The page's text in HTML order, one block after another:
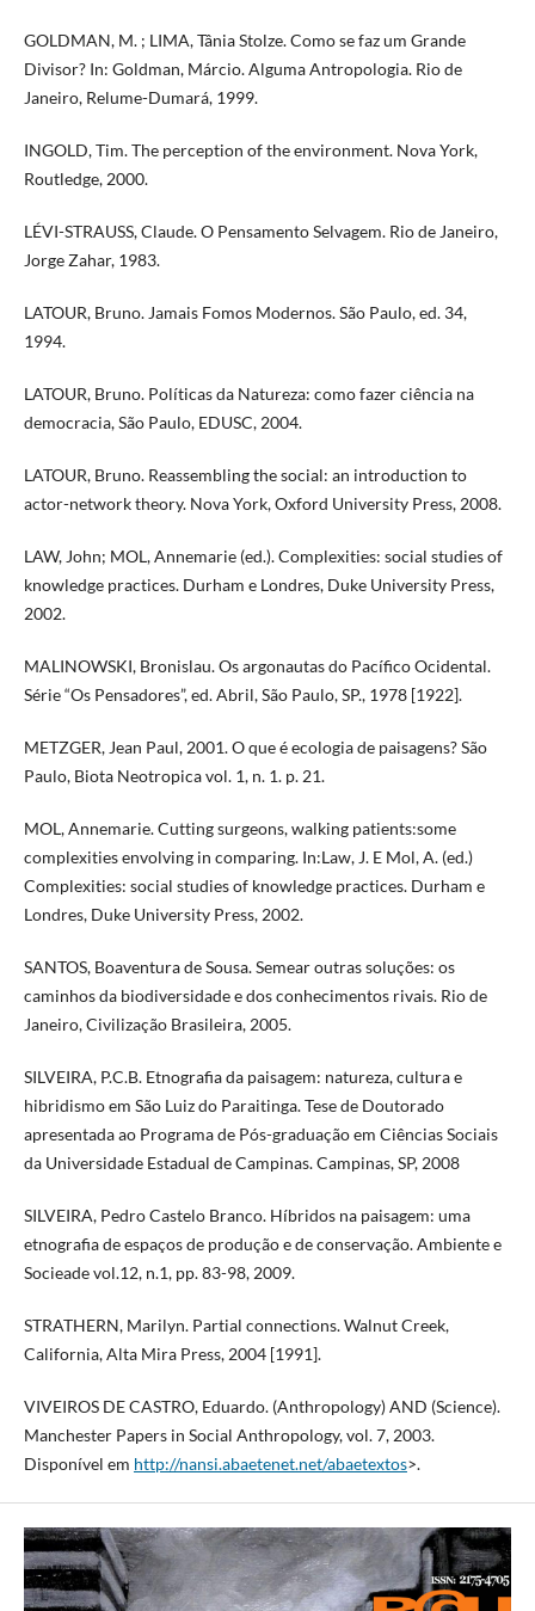
GOLDMAN, M. ; LIMA, Tânia Stolze. Como se faz um Grande
Divisor? In: Goldman, Márcio. Alguma Antropologia. Rio de
Janeiro, Relume-Dumará, 1999.
INGOLD, Tim. The perception of the environment. Nova York,
Routledge, 2000.
LÉVI-STRAUSS, Claude. O Pensamento Selvagem. Rio de Janeiro,
Jorge Zahar, 1983.
LATOUR, Bruno. Jamais Fomos Modernos. São Paulo, ed. 34,
1994.
LATOUR, Bruno. Políticas da Natureza: como fazer ciência na
democracia, São Paulo, EDUSC, 2004.
LATOUR, Bruno. Reassembling the social: an introduction to
actor-network theory. Nova York, Oxford University Press, 2008.
LAW, John; MOL, Annemarie (ed.). Complexities: social studies of
knowledge practices. Durham e Londres, Duke University Press,
2002.
MALINOWSKI, Bronislau. Os argonautas do Pacífico Ocidental.
Série “Os Pensadores”, ed. Abril, São Paulo, SP., 1978 [1922].
METZGER, Jean Paul, 2001. O que é ecologia de paisagens? São
Paulo, Biota Neotropica vol. 1, n. 1. p. 21.
MOL, Annemarie. Cutting surgeons, walking patients:some
complexities envolving in comparing. In:Law, J. E Mol, A. (ed.)
Complexities: social studies of knowledge practices. Durham e
Londres, Duke University Press, 2002.
SANTOS, Boaventura de Sousa. Semear outras soluções: os
caminhos da biodiversidade e dos conhecimentos rivais. Rio de
Janeiro, Civilização Brasileira, 2005.
SILVEIRA, P.C.B. Etnografia da paisagem: natureza, cultura e
hibridismo em São Luiz do Paraitinga. Tese de Doutorado
apresentada ao Programa de Pós-graduação em Ciências Sociais
da Universidade Estadual de Campinas. Campinas, SP, 2008
SILVEIRA, Pedro Castelo Branco. Híbridos na paisagem: uma
etnografia de espaços de produção e de conservação. Ambiente e
Socieade vol.12, n.1, pp. 83-98, 2009.
STRATHERN, Marilyn. Partial connections. Walnut Creek,
California, Alta Mira Press, 2004 [1991].
VIVEIROS DE CASTRO, Eduardo. (Anthropology) AND (Science).
Manchester Papers in Social Anthropology, vol. 7, 2003.
Disponível em http://nansi.abaetenet.net/abaetextos>.